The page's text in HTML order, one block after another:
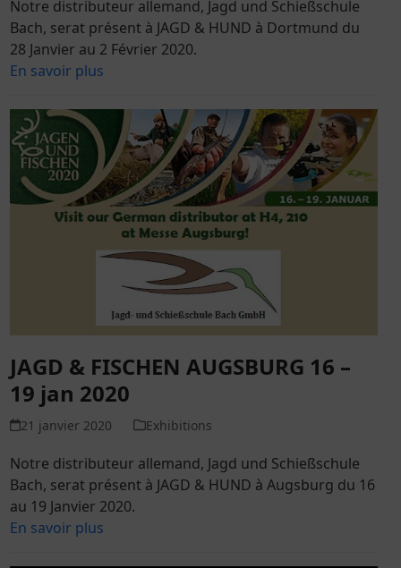
Notre distributeur allemand, Jagd und Schießschule
Bach, serat présent à JAGD & HUND à Dortmund du
28 Janvier au 2 Février 2020.
En savoir plus
JAGD & FISCHEN AUGSBURG 16 –
19 jan 2020
21 janvier 2020 Exhibitions
Notre distributeur allemand, Jagd und Schießschule
Bach, serat présent à JAGD & HUND à Augsburg du 16
au 19 Janvier 2020.
En savoir plus